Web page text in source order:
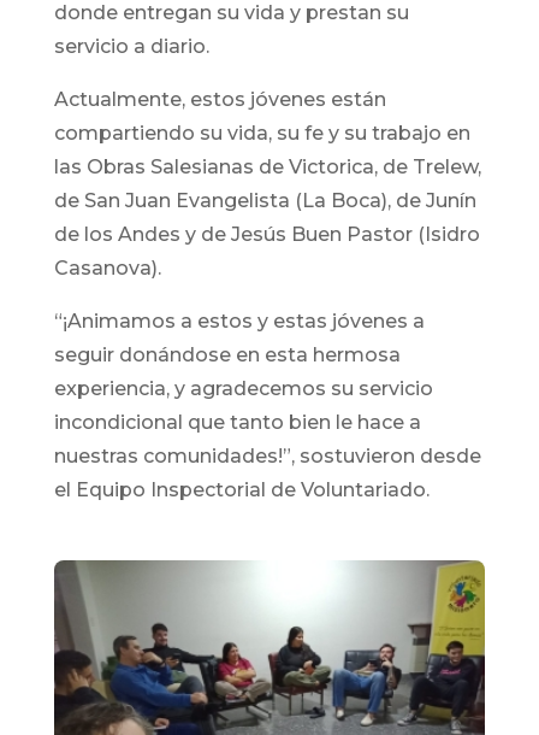
donde entregan su vida y prestan su
servicio a diario.
Actualmente, estos jóvenes están
compartiendo su vida, su fe y su trabajo en
las Obras Salesianas de Victorica, de Trelew,
de San Juan Evangelista (La Boca), de Junín
de los Andes y de Jesús Buen Pastor (Isidro
Casanova).
“¡Animamos a estos y estas jóvenes a
seguir donándose en esta hermosa
experiencia, y agradecemos su servicio
incondicional que tanto bien le hace a
nuestras comunidades!”, sostuvieron desde
el Equipo Inspectorial de Voluntariado.